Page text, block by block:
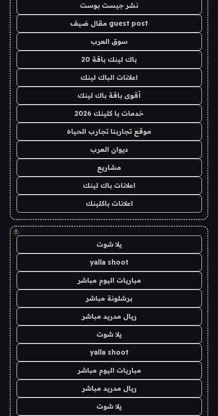
نشر جيست بوست
guest post مقال ضيف
سوق العرب
باك لينك باقة 20
اعلانات الباك لينك
أقوى باقة باك لينك
خدمات با كلينك 2026
موقع تجاربنا تجارب الحياه
ديوان العرب
مشاريع
اعلانات باك لينك
اعلانات باكلينك
!
يلا شوت
yalla shoot
مباريات اليوم مباشر
برشلونة مباشر
ريال مدريد مباشر
يلا شوت
yalla shoot
مباريات اليوم مباشر
ريال مدريد مباشر
يلا شوت